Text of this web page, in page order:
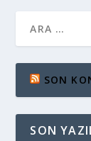
SON
SON